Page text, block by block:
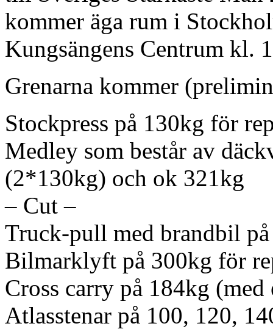
kommer äga rum i
Kungsängens Centrum kl.
Grenarna kommer
Stockpress på 130kg för
Medley som består av
(2*130kg) och ok 321kg
– Cut –
​Truck-pull med brandbil
Bilmarklyft på 300kg för
Cross carry på 184kg
Atlasstenar på 100, 120,